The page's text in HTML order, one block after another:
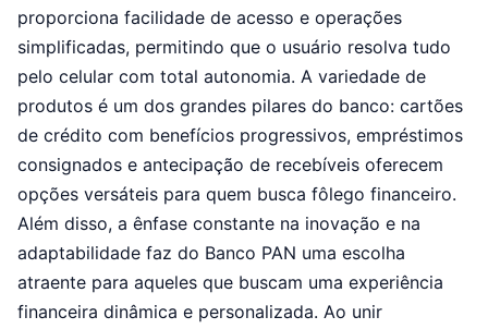
proporciona facilidade de acesso e operações
simplificadas, permitindo que o usuário resolva tudo
pelo celular com total autonomia. A variedade de
produtos é um dos grandes pilares do banco: cartões
de crédito com benefícios progressivos, empréstimos
consignados e antecipação de recebíveis oferecem
opções versáteis para quem busca fôlego financeiro.
Além disso, a ênfase constante na inovação e na
adaptabilidade faz do Banco PAN uma escolha
atraente para aqueles que buscam uma experiência
financeira dinâmica e personalizada. Ao unir